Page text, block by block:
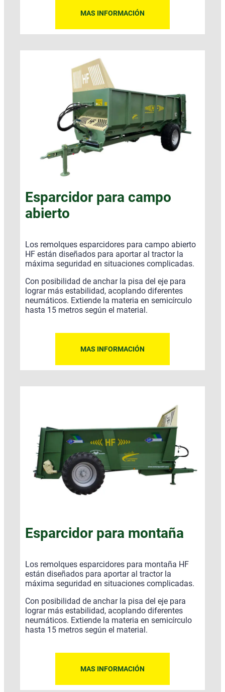
MAS INFORMACIÓN
Esparcidor para campo
abierto
Los remolques esparcidores para campo abierto
HF están diseñados para aportar al tractor la
máxima seguridad en situaciones complicadas.
Con posibilidad de anchar la pisa del eje para
lograr más estabilidad, acoplando diferentes
neumáticos. Extiende la materia en semicírculo
hasta 15 metros según el material.
MAS INFORMACIÓN
Esparcidor para montaña
Los remolques esparcidores para montaña HF
están diseñados para aportar al tractor la
máxima seguridad en situaciones complicadas.
Con posibilidad de anchar la pisa del eje para
lograr más estabilidad, acoplando diferentes
neumáticos. Extiende la materia en semicírculo
hasta 15 metros según el material.
MAS INFORMACIÓN